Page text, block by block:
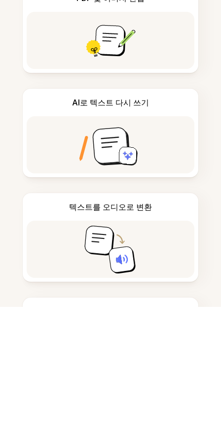
AI로 텍스트 다시 쓰기
텍스트를 오디오로 변환